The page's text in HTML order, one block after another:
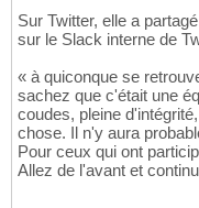
Sur Twitter, elle a
sur le Slack interne de
« à quiconque se
sachez que c'était une
coudes, pleine
chose. Il n'y aura
Pour ceux qui ont
Allez de l'avant et